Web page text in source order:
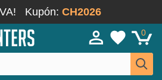
Kupón: CH2026
0